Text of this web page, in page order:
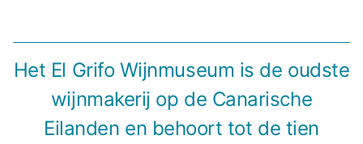
Het El Grifo Wijnmuseum is de oudste
wijnmakerij op de Canarische
Eilanden en behoort tot de tien